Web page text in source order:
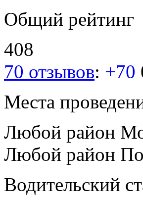
Общий рейтинг
408
70 отзывов: +70
Места
Любой район
Любой район
Водительский